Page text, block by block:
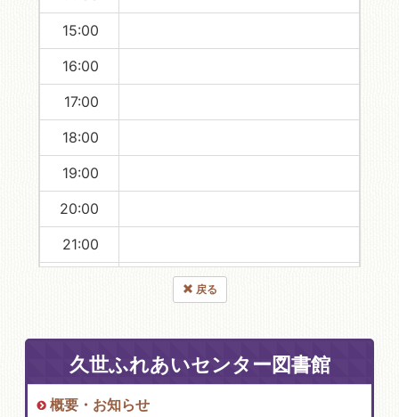
15:00
16:00
17:00
18:00
19:00
20:00
21:00
戻る
久世ふれあいセンター図書館
概要・お知らせ